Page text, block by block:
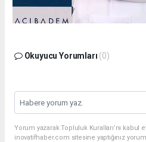
Okuyucu Yorumları (0)
Yorum yazarak Topluluk Kuralları’nı kabul
inovatifhaber.com sitesine yaptığınız